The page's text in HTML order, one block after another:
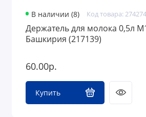
В наличии (8) Код товара: 274274
Держатель для молока 0,5л
Башкирия (217139)
60.00р.
Купить